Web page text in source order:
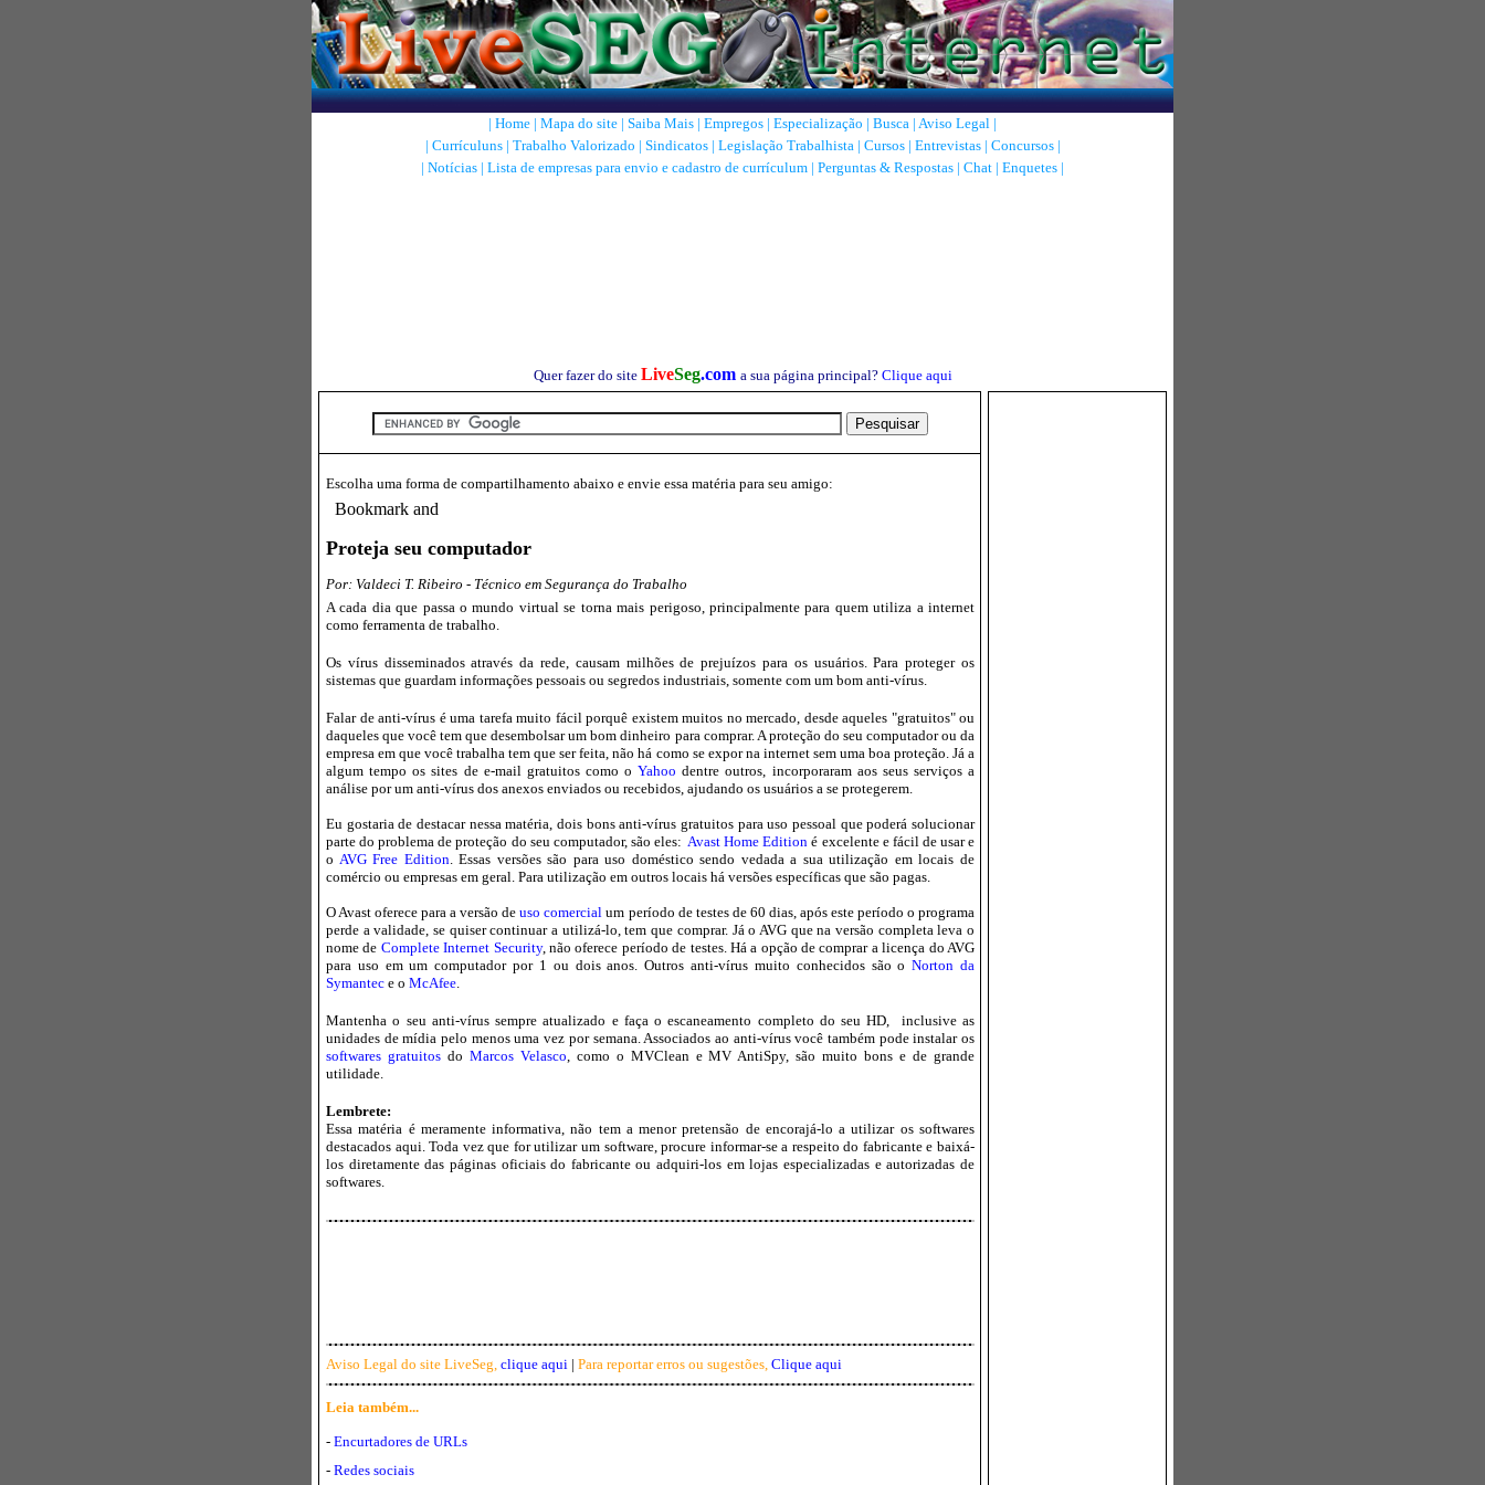
| Home | Mapa do site | Saiba Mais | Empregos | Especialização | Busca | Aviso Legal |
| Currículuns| Trabalho Valorizado | Sindicatos| Legislação Trabalhista| Cursos| Entrevistas| Concursos|
| Notícias | Lista de empresas para envio e cadastro de currículum | Perguntas & Respostas | Chat | Enquetes |
Quer fazer do site LiveSeg.com a sua página principal? Clique aqui
Escolha uma forma de compartilhamento abaixo e envie essa matéria para seu amigo:
Proteja seu computador
Por: Valdeci T. Ribeiro - Técnico em Segurança do Trabalho
A cada dia que passa o mundo virtual se torna mais perigoso, principalmente para quem utiliza a internet
como ferramenta de trabalho.
Os vírus disseminados através da rede, causam milhões de prejuízos para os usuários. Para proteger os
sistemas que guardam informações pessoais ou segredos industriais, somente com um bom anti-vírus.
Falar de anti-vírus é uma tarefa muito fácil porquê existem muitos no mercado, desde aqueles "gratuitos" ou
daqueles que você tem que desembolsar um bom dinheiro para comprar. A proteção do seu computador ou da
empresa em que você trabalha tem que ser feita, não há como se expor na internet sem uma boa proteção. Já a
algum tempo os sites de e-mail gratuitos como oYahoo dentre outros, incorporaram aos seus serviços a
análise por um anti-vírus dos anexos enviados ou recebidos, ajudando os usuários a se protegerem.
Eu gostaria de destacar nessa matéria, dois bons anti-vírus gratuitos para uso pessoal que poderá solucionar
parte do problema de proteção do seu computador, são eles:Avast Home Edition é excelente e fácil de usar e
o AVG Free Edition. Essas versões são para uso doméstico sendo vedada a sua utilização em locais de
comércio ou empresas em geral. Para utilização em outros locais há versões específicas que são pagas.
O Avast oferece para a versão deuso comercial um período de testes de 60 dias, após este período o programa
perde a validade, se quiser continuar a utilizá-lo, tem que comprar. Já o AVG que na versão completa leva o
nome de Complete Internet Security, não oferece período de testes. Há a opção de comprar a licença do AVG
para uso em um computador por 1 ou dois anos. Outros anti-vírus muito conhecidos são oNorton da
Symantec e o McAfee.
Mantenha o seu anti-vírus sempre atualizado e faça o escaneamento completo do seu HD, inclusive as
unidades de mídia pelo menos uma vez por semana. Associados ao anti-vírus você também pode instalar os
softwares gratuitosdo Marcos Velasco, como o MVClean e MV AntiSpy, são muito bons e de grande
utilidade.
Lembrete:
Essa matéria é meramente informativa, não tem a menor pretensão de encorajá-lo a utilizar os softwares
destacados aqui. Toda vez que for utilizar um software, procure informar-se a respeito do fabricante e baixá-
los diretamente das páginas oficiais do fabricante ou adquiri-los em lojas especializadas e autorizadas de
softwares.
Aviso Legal do site LiveSeg, clique aqui | Para reportar erros ou sugestões, Clique aqui
Leia também...
- Encurtadores de URLs
- Redes sociais